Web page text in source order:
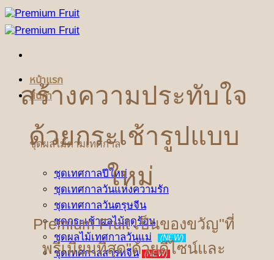
ข้าม
ไป
เนื้อหา
หน้าแรก
สินค้า
ชุดผลไม้ตามเทศกาล
ชุดเทศกาลปีใหม่
ชุดเทศกาลวันแห่งความรัก
ชุดเทศกาลวันตรุษจีน
ชุดกระเช้าผลไม้ฤดูร้อน
ชุดผลไม้เทศกาลวันแม่
(NEW)
ชุดเทศกาลสารทจีน (NEW)
สร้างความประทับใจ
ด้วยกระเช้ารูปแบบ
ใหม่
Premium Fruit เป็นของขวัญ"ที่
พรีเมียมที่สุด"ด้วยดีไซน์และ